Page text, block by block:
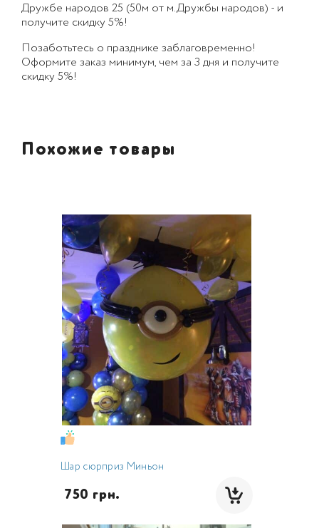
Дружбе народов 25 (50м от м.Дружбы народов) - и
получите скидку 5%!
Позаботьтесь о празднике заблаговременно!
Оформите заказ минимум, чем за 3 дня и получите
скидку 5%!
Похожие товары
Шар сюрприз Миньон
750 грн.